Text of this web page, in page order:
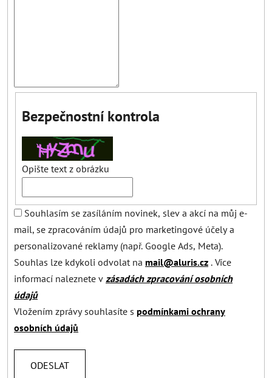
Bezpečnostní kontrola
Opište text z obrázku
Souhlasím se zasíláním novinek, slev a akcí na můj e-
mail, se zpracováním údajů pro marketingové účely a
personalizované reklamy (např. Google Ads, Meta).
Souhlas lze kdykoli odvolat na mail@aluris.cz . Více
informací naleznete v zásadách zpracování osobních
údajů
Vložením zprávy souhlasíte s podmínkami ochrany
osobních údajů
ODESLAT